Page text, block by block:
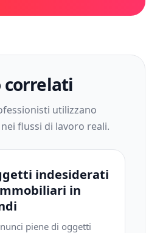
correlati
utilizzano
flussi di lavoro reali.
indesiderati
in
piene di oggetti